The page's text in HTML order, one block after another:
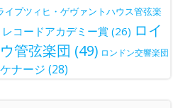
イプツィヒ・ゲヴァントハウス管弦楽
レコードアカデミー賞 (26) ロイ
管弦楽団 (49) ロンドン交響楽団
ナージ (28)